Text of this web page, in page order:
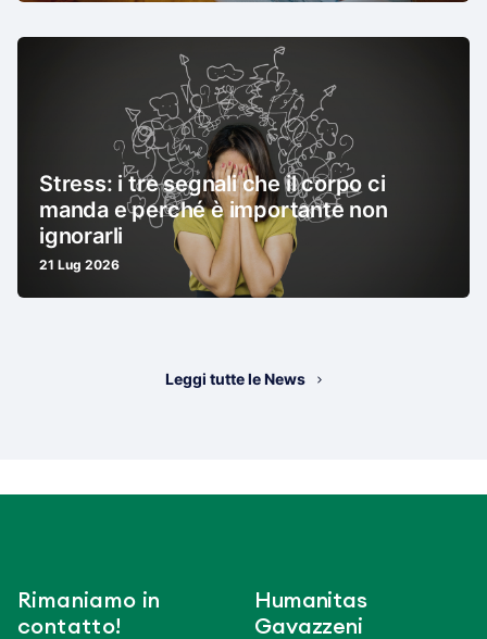
Stress: i tre segnali che il corpo ci
manda e perché è importante non
ignorarli
21 Lug 2026
Leggi tutte le News
Rimaniamo in
contatto!
Humanitas
Gavazzeni